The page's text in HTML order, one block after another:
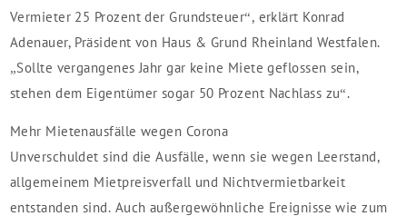
Vermieter 25 Prozent der Grundsteuer“, erklärt Konrad
Adenauer, Präsident von Haus & Grund Rheinland Westfalen.
„Sollte vergangenes Jahr gar keine Miete geflossen sein,
stehen dem Eigentümer sogar 50 Prozent Nachlass zu“.
Mehr Mietenausfälle wegen Corona
Unverschuldet sind die Ausfälle, wenn sie wegen Leerstand,
allgemeinem Mietpreisverfall und Nichtvermietbarkeit
entstanden sind. Auch außergewöhnliche Ereignisse wie zum